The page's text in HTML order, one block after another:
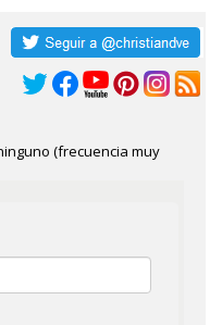
(frecuencia muy